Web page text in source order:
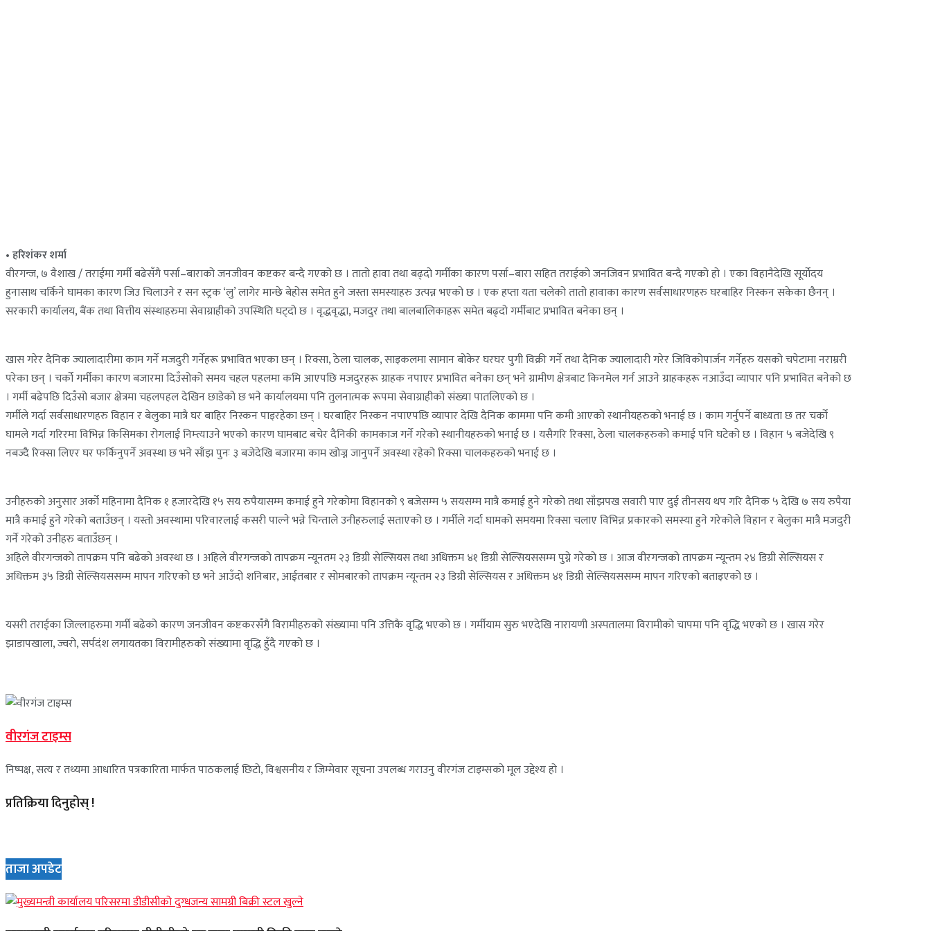
• हरिशंकर शर्मा
वीरगन्ज, ७ वैशाख / तराईमा गर्मी बढेसँगै पर्सा–बाराको जनजीवन कष्टकर बन्दै गएको छ । तातो हावा तथा बढ्दो गर्मीका कारण पर्सा–बारा सहित तराईको जनजिवन प्रभावित बन्दै गएको हो । एका विहानैदेखि सूर्योदय
हुनासाथ चर्किने घामका कारण जिउ चिलाउने र सन स्ट्रक ‘लु’ लागेर मान्छे बेहोस समेत हुने जस्ता समस्याहरु उत्पन्न भएको छ । एक हप्ता यता चलेको तातो हावाका कारण सर्वसाधारणहरु घरबाहिर निस्कन सकेका छैनन् ।
सरकारी कार्यालय, बैंक तथा वित्तीय संस्थाहरुमा सेवाग्राहीको उपस्थिति घट्दो छ । वृद्धवृद्धा, मजदुर तथा बालबालिकाहरू समेत बढ्दो गर्मीबाट प्रभावित बनेका छन् ।
खास गरेर दैनिक ज्यालादारीमा काम गर्ने मजदुरी गर्नेहरू प्रभावित भएका छन् । रिक्सा, ठेला चालक, साइकलमा सामान बोकेर घरघर पुगी विक्री गर्ने तथा दैनिक ज्यालादारी गरेर जिविकोपार्जन गर्नेहरु यसको चपेटामा नराम्ररी
परेका छन् । चर्को गर्मीका कारण बजारमा दिउँसोको समय चहल पहलमा कमि आएपछि मजदुरहरू ग्राहक नपाएर प्रभावित बनेका छन् भने ग्रामीण क्षेत्रबाट किनमेल गर्न आउने ग्राहकहरू नआउँदा व्यापार पनि प्रभावित बनेको छ
। गर्मी बढेपछि दिउँसो बजार क्षेत्रमा चहलपहल देखिन छाडेको छ भने कार्यालयमा पनि तुलनात्मक रूपमा सेवाग्राहीको संख्या पातलिएको छ ।
गर्मीले गर्दा सर्वसाधारणहरु विहान र बेलुका मात्रै घर बाहिर निस्कन पाइरहेका छन् । घरबाहिर निस्कन नपाएपछि व्यापार देखि दैनिक काममा पनि कमी आएको स्थानीयहरुको भनाई छ । काम गर्नुपर्ने बाध्यता छ तर चर्को
घामले गर्दा गरिरमा विभिन्न किसिमका रोगलाई निम्त्याउने भएको कारण घामबाट बचेर दैनिकी कामकाज गर्ने गरेको स्थानीयहरुको भनाई छ । यसैगरि रिक्सा, ठेला चालकहरुको कमाई पनि घटेको छ । विहान ५ बजेदेखि ९
नबज्दै रिक्सा लिएर घर फर्किनुपर्ने अवस्था छ भने साँझ पुनः ३ बजेदेखि बजारमा काम खोज्न जानुपर्ने अवस्था रहेको रिक्सा चालकहरुको भनाई छ ।
उनीहरुको अनुसार अर्को महिनामा दैनिक १ हजारदेखि १५ सय रुपैयासम्म कमाई हुने गरेकोमा विहानको ९ बजेसम्म ५ सयसम्म मात्रै कमाई हुने गरेको तथा साँझपख सवारी पाए दुई तीनसय थप गरि दैनिक ५ देखि ७ सय रुपैया
मात्रै कमाई हुने गरेको बताउँछन् । यस्तो अवस्थामा परिवारलाई कसरी पाल्ने भन्ने चिन्ताले उनीहरुलाई सताएको छ । गर्मीले गर्दा घामको समयमा रिक्सा चलाए विभिन्न प्रकारको समस्या हुने गरेकोले विहान र बेलुका मात्रै मजदुरी
गर्ने गरेको उनीहरु बताउँछन् ।
अहिले वीरगन्जको तापक्रम पनि बढेको अवस्था छ । अहिले वीरगन्जको तापक्रम न्यूनतम २३ डिग्री सेल्सियस तथा अधिक्तम ४१ डिग्री सेल्सियससम्म पुग्ने गरेको छ । आज वीरगन्जको तापक्रम न्यून्तम २४ डिग्री सेल्सियस र
अधिक्तम ३५ डिग्री सेल्सियससम्म मापन गरिएको छ भने आउँदो शनिबार, आईतबार र सोमबारको तापक्रम न्यून्तम २३ डिग्री सेल्सियस र अधिक्तम ४१ डिग्री सेल्सियससम्म मापन गरिएको बताइएको छ ।
यसरी तराईका जिल्लाहरुमा गर्मी बढेको कारण जनजीवन कष्टकरसँगै विरामीहरुको संख्यामा पनि उत्तिकै वृद्धि भएको छ । गर्मीयाम सुरु भएदेखि नारायणी अस्पतालमा विरामीको चापमा पनि वृद्धि भएको छ । खास गरेर
झाडापखाला, ज्वरो, सर्पदंश लगायतका विरामीहरुको संख्यामा वृद्धि हुँदै गएको छ ।
वीरगंज टाइम्स
निष्पक्ष, सत्य र तथ्यमा आधारित पत्रकारिता मार्फत पाठकलाई छिटो, विश्वसनीय र जिम्मेवार सूचना उपलब्ध गराउनु वीरगंज टाइम्सको मूल उद्देश्य हो ।
प्रतिक्रिया दिनुहोस् !
ताजा अपडेट